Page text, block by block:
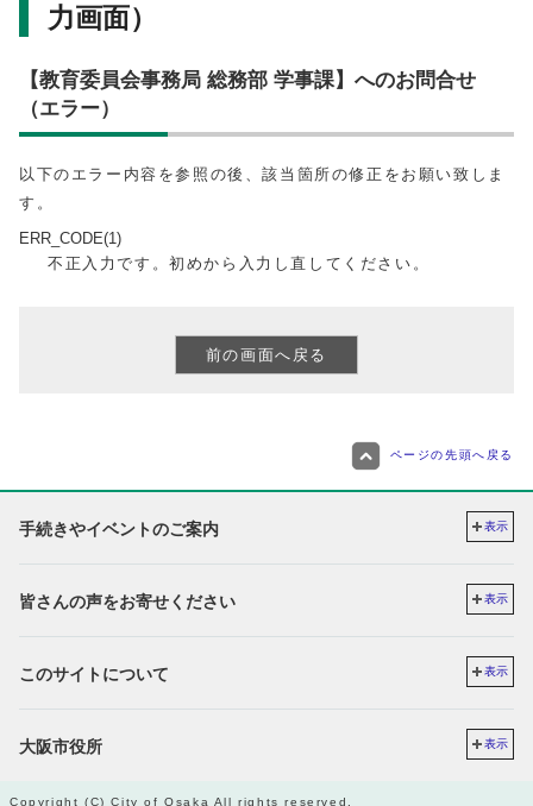
力画面）
【教育委員会事務局 総務部 学事課】へのお問合せ
（エラー）
以下のエラー内容を参照の後、該当箇所の修正をお願い致しま
す。
ERR_CODE(1)
不正入力です。初めから入力し直してください。
ページの先頭へ戻る
手続きやイベントのご案内 表示
皆さんの声をお寄せください 表示
このサイトについて 表示
大阪市役所 表示
Copyright (C) City of Osaka All rights reserved.